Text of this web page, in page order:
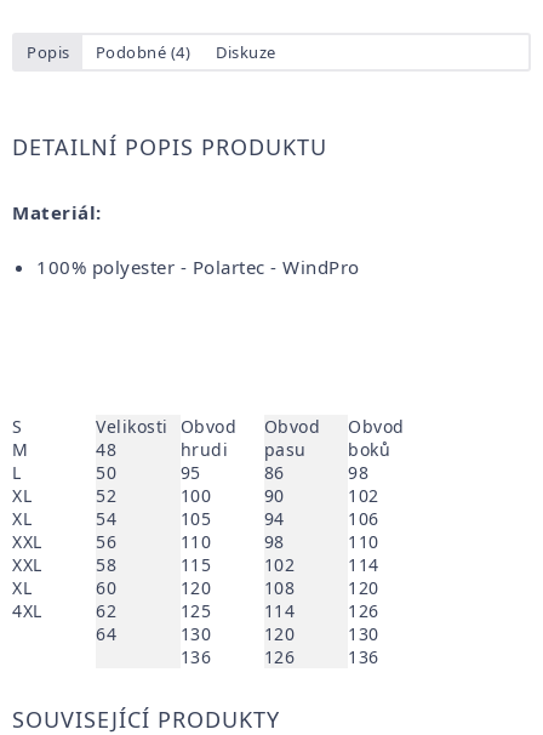
Popis Podobné (4) Diskuze
DETAILNÍ POPIS PRODUKTU
Materiál:
100% polyester - Polartec - WindPro
S
M
L
XL
XL
XXL
XXL
XL
4XL
Velikosti
48
50
52
54
56
58
60
62
64
Obvod
hrudi
95
100
105
110
115
120
125
130
136
Obvod
pasu
86
90
94
98
102
108
114
120
126
Obvod
boků
98
102
106
110
114
120
126
130
136
SOUVISEJÍCÍ PRODUKTY